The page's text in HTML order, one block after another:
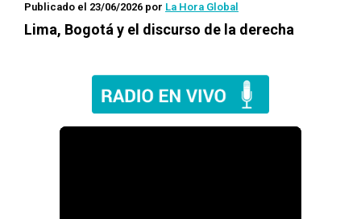
Publicado el 23/06/2026 por La Hora Global
Lima, Bogotá y el discurso de la derecha